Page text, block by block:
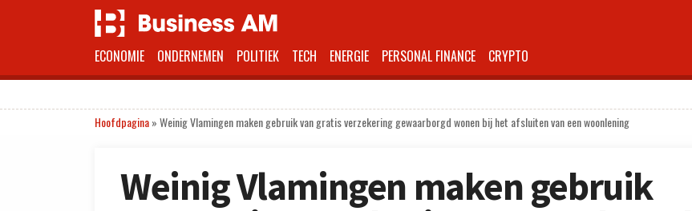
ECONOMIE ONDERNEMEN POLITIEK TECH ENERGIE PERSONAL FINANCE CRYPTO
Hoofdpagina»Weinig Vlamingen maken gebruik van gratis verzekering gewaarborgd wonen bij het afsluiten van een woonlening
Weinig Vlamingen maken gebruik